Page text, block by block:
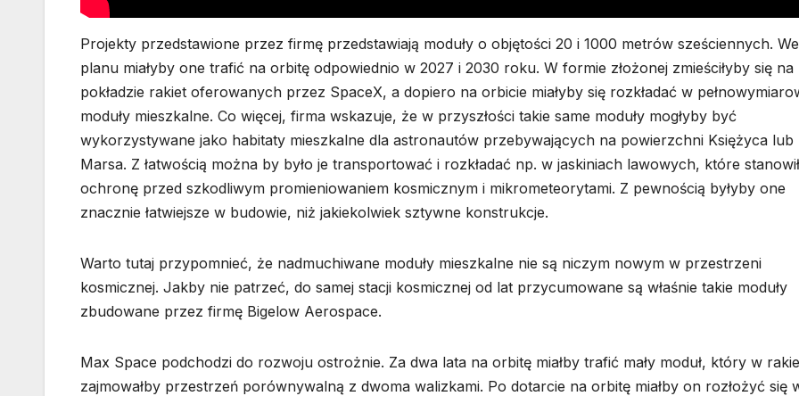
Projekty przedstawione przez firmę przedstawiają moduły o objętości 20 i 1000 metrów sześciennych.
planu miałyby one trafić na orbitę odpowiednio w 2027 i 2030 roku. W formie złożonej zmieściłyby się na
pokładzie rakiet oferowanych przez SpaceX, a dopiero na orbicie miałyby się rozkładać w
moduły mieszkalne. Co więcej, firma wskazuje, że w przyszłości takie same moduły mogłyby być
wykorzystywane jako habitaty mieszkalne dla astronautów przebywających na powierzchni Księżyca lub
Marsa. Z łatwością można by było je transportować i rozkładać np. w jaskiniach lawowych, które
ochronę przed szkodliwym promieniowaniem kosmicznym i mikrometeorytami. Z pewnością byłyby one
znacznie łatwiejsze w budowie, niż jakiekolwiek sztywne konstrukcje.
Warto tutaj przypomnieć, że nadmuchiwane moduły mieszkalne nie są niczym nowym w przestrzeni
kosmicznej. Jakby nie patrzeć, do samej stacji kosmicznej od lat przycumowane są właśnie takie moduły
zbudowane przez firmę Bigelow Aerospace.
Max Space podchodzi do rozwoju ostrożnie. Za dwa lata na orbitę miałby trafić mały moduł, który w
zajmowałby przestrzeń porównywalną z dwoma walizkami. Po dotarcie na orbitę miałby on rozłożyć się